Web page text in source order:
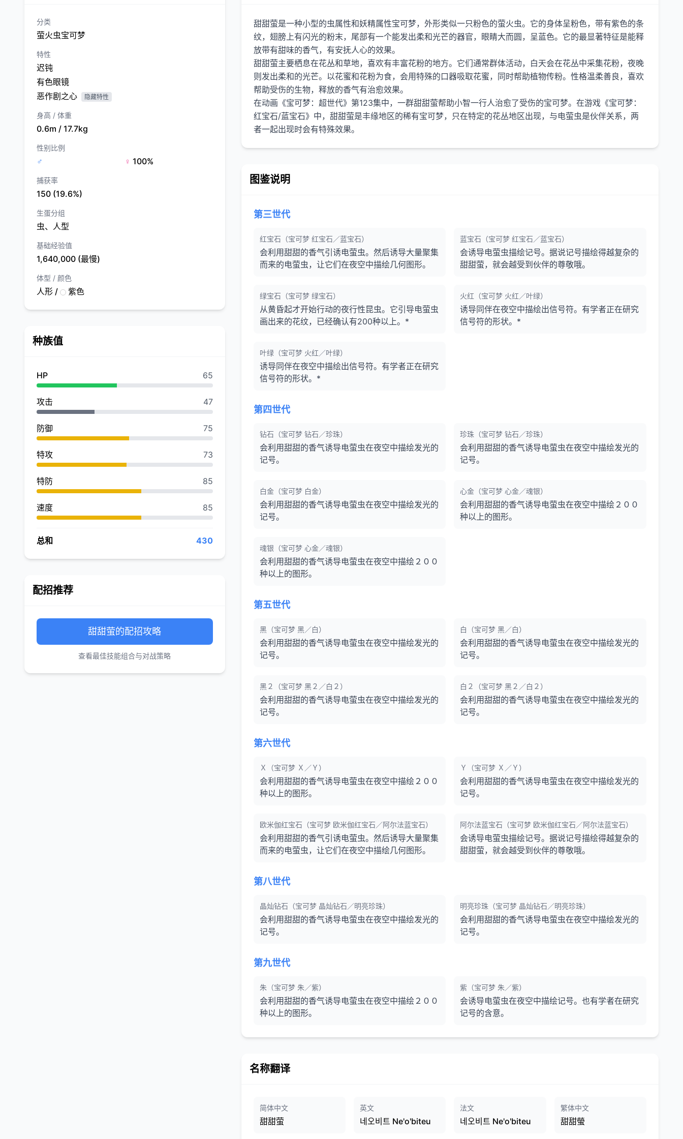
分类
萤火虫宝可梦
特性
迟钝
有色眼镜
恶作剧之心
隐藏特性
身高 / 体重
0.6m / 17.7kg
性别比例
♂ ♀ 100%
捕获率
150 (19.6%)
生蛋分组
虫、人型
基础经验值
1,640,000 (最慢)
体型 / 颜色
人形 / 紫色
种族值
HP 65
攻击 47
防御 75
特攻 73
特防 85
速度 85
总和 430
配招推荐
甜甜萤的配招攻略
查看最佳技能组合与对战策略
甜甜萤是一种小型的虫属性和妖精属性宝可梦，外形类似一只粉色的萤火虫。它的身体呈粉色，带有紫色的条
纹，翅膀上有闪光的粉末，尾部有一个能发出柔和光芒的器官，眼睛大而圆，呈蓝色。它的最显著特征是能释
放带有甜味的香气，有安抚人心的效果。
甜甜萤主要栖息在花丛和草地，喜欢有丰富花粉的地方。它们通常群体活动，白天会在花丛中采集花粉，夜晚
则发出柔和的光芒。以花蜜和花粉为食，会用特殊的口器吸取花蜜，同时帮助植物传粉。性格温柔善良，喜欢
帮助受伤的生物，释放的香气有治愈效果。
在动画《宝可梦：超世代》第123集中，一群甜甜萤帮助小智一行人治愈了受伤的宝可梦。在游戏《宝可梦：
红宝石/蓝宝石》中，甜甜萤是丰缘地区的稀有宝可梦，只在特定的花丛地区出现，与电萤虫是伙伴关系，两
图鉴说明
第三世代
红宝石（宝可梦 红宝石／蓝宝石）
会利用甜甜的香气引诱电萤虫。然后诱导大量聚集
而来的电萤虫，让它们在夜空中描绘几何图形。
蓝宝石（宝可梦 红宝石／蓝宝石）
会诱导电萤虫描绘记号。据说记号描绘得越复杂的
甜甜萤，就会越受到伙伴的尊敬哦。
绿宝石（宝可梦 绿宝石）
从黄昏起才开始行动的夜行性昆虫。它引导电萤虫
画出来的花纹，已经确认有200种以上。*
火红（宝可梦 火红／叶绿）
诱导同伴在夜空中描绘出信号符。有学者正在研究
信号符的形状。*
叶绿（宝可梦 火红／叶绿）
诱导同伴在夜空中描绘出信号符。有学者正在研究
信号符的形状。*
第四世代
钻石（宝可梦 钻石／珍珠）
会利用甜甜的香气诱导电萤虫在夜空中描绘发光的
记号。
珍珠（宝可梦 钻石／珍珠）
会利用甜甜的香气诱导电萤虫在夜空中描绘发光的
记号。
白金（宝可梦 白金）
会利用甜甜的香气诱导电萤虫在夜空中描绘发光的
记号。
心金（宝可梦 心金／魂银）
会利用甜甜的香气诱导电萤虫在夜空中描绘２００
种以上的图形。
魂银（宝可梦 心金／魂银）
会利用甜甜的香气诱导电萤虫在夜空中描绘２００
种以上的图形。
第五世代
黑（宝可梦 黑／白）
会利用甜甜的香气诱导电萤虫在夜空中描绘发光的
记号。
白（宝可梦 黑／白）
会利用甜甜的香气诱导电萤虫在夜空中描绘发光的
记号。
黑２（宝可梦 黑２／白２）
会利用甜甜的香气诱导电萤虫在夜空中描绘发光的
记号。
白２（宝可梦 黑２／白２）
会利用甜甜的香气诱导电萤虫在夜空中描绘发光的
记号。
第六世代
Ｘ（宝可梦 Ｘ／Ｙ）
会利用甜甜的香气诱导电萤虫在夜空中描绘２００
种以上的图形。
Ｙ（宝可梦 Ｘ／Ｙ）
会利用甜甜的香气诱导电萤虫在夜空中描绘发光的
记号。
欧米伽红宝石（宝可梦 欧米伽红宝石／阿尔法蓝宝石）
会利用甜甜的香气引诱电萤虫。然后诱导大量聚集
而来的电萤虫，让它们在夜空中描绘几何图形。
阿尔法蓝宝石（宝可梦 欧米伽红宝石／阿尔法蓝宝石）
会诱导电萤虫描绘记号。据说记号描绘得越复杂的
甜甜萤，就会越受到伙伴的尊敬哦。
第八世代
晶灿钻石（宝可梦 晶灿钻石／明亮珍珠）
会利用甜甜的香气诱导电萤虫在夜空中描绘发光的
记号。
明亮珍珠（宝可梦 晶灿钻石／明亮珍珠）
会利用甜甜的香气诱导电萤虫在夜空中描绘发光的
记号。
第九世代
朱（宝可梦 朱／紫）
会利用甜甜的香气诱导电萤虫在夜空中描绘２００
种以上的图形。
紫（宝可梦 朱／紫）
会诱导电萤虫在夜空中描绘记号。也有学者在研究
记号的含意。
名称翻译
简体中文
甜甜萤
英文
네오비트 Ne'o'biteu
法文
네오비트 Ne'o'biteu
繁体中文
甜甜螢